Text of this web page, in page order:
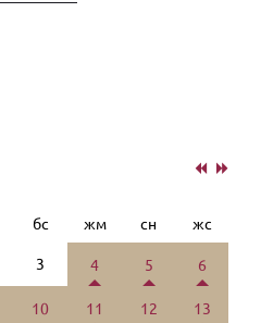
бс жм сн жс
3 4 5 6
10 11 12 13